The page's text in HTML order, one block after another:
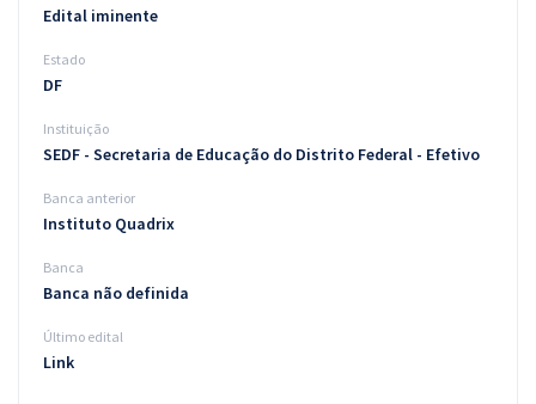
Edital iminente
Estado
DF
Instituição
SEDF - Secretaria de Educação do Distrito Federal - Efetivo
Banca anterior
Instituto Quadrix
Banca
Banca não definida
Último edital
Link